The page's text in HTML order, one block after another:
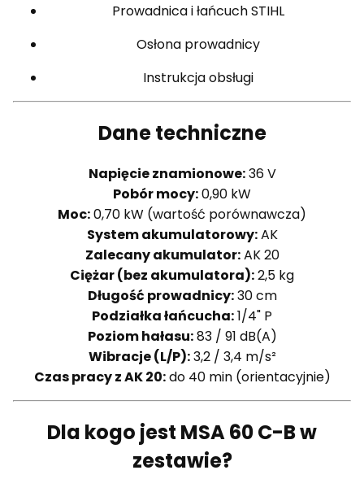
Prowadnica i łańcuch STIHL
Osłona prowadnicy
Instrukcja obsługi
Dane techniczne
Napięcie znamionowe:36 V
Pobór mocy:0,90 kW
Moc:0,70 kW (wartość porównawcza)
System akumulatorowy:AK
Zalecany akumulator:AK 20
Ciężar (bez akumulatora):2,5 kg
Długość prowadnicy:30 cm
Podziałka łańcucha:1/4" P
Poziom hałasu:83 / 91 dB(A)
Wibracje (L/P):3,2 / 3,4 m/s²
Czas pracy z AK 20:do 40 min (orientacyjnie)
Dla kogo jest MSA 60 C-B w
zestawie?